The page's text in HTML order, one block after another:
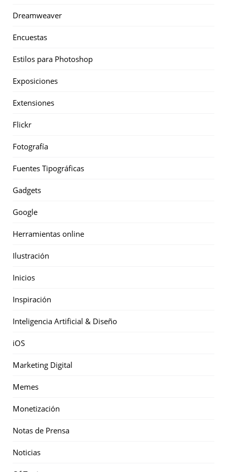
Dreamweaver
Encuestas
Estilos para Photoshop
Exposiciones
Extensiones
Flickr
Fotografía
Fuentes Tipográficas
Gadgets
Google
Herramientas online
Ilustración
Inicios
Inspiración
Inteligencia Artificial & Diseño
iOS
Marketing Digital
Memes
Monetización
Notas de Prensa
Noticias